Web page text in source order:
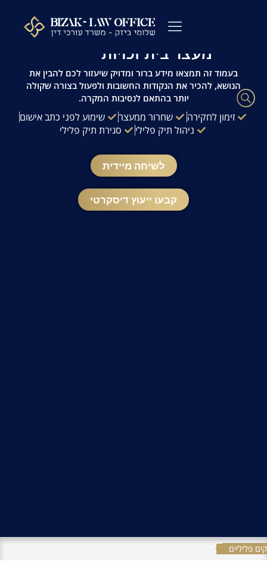
עו"ד פלילי שלומי ביזק | זמינות 24/7 | ייעוץ
מהיר ודיסקרטי
מעצר בית זכויות
בעמוד זה תמצאו מידע ברור ומדויק שיעזור לכם להבין את
הנושא, להכיר את הנקודות החשובות ולפעול בצורה שקולה
יותר בהתאם לנסיבות המקרה.
זימון לחקירה שחרור ממעצר
שימוע לפני כתב אישום
ניהול תיק פלילי
סגירת תיק פלילי
לשיחה מיידית
קבעו ייעוץ דיסקרטי
פליליים